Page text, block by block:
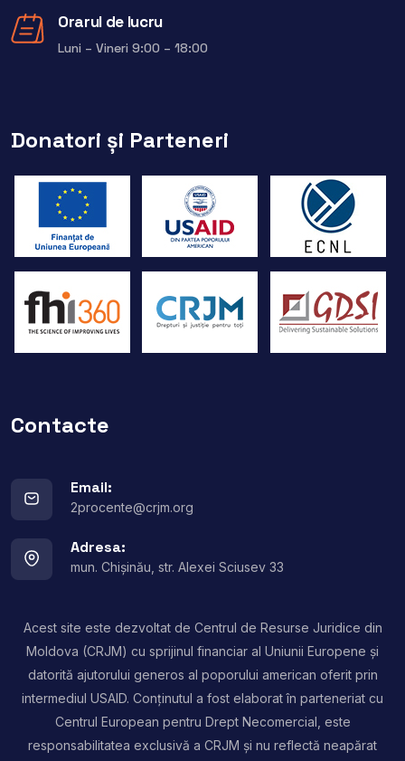
Orarul de lucru
Luni – Vineri 9:00 – 18:00
Donatori și Parteneri
Contacte
Email:
2procente@crjm.org
Adresa:
mun. Chișinău, str. Alexei Sciusev 33
Acest site este dezvoltat de Centrul de Resurse Juridice din
Moldova (CRJM) cu sprijinul financiar al Uniunii Europene și
datorită ajutorului generos al poporului american oferit prin
intermediul USAID. Conținutul a fost elaborat în parteneriat cu
Centrul European pentru Drept Necomercial, este
responsabilitatea exclusivă a CRJM și nu reflectă neapărat